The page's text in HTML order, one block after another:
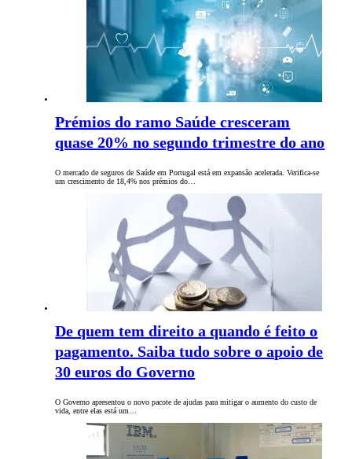
Prémios do ramo Saúde cresceram
quase 20% no segundo trimestre do ano
O mercado de seguros de Saúde em Portugal está em expansão acelerada. Verifica-se
um crescimento de 18,4% nos prémios do…
De quem tem direito a quando é feito o
pagamento. Saiba tudo sobre o apoio de
30 euros do Governo
O Governo apresentou o novo pacote de ajudas para mitigar o aumento do custo de
vida, entre elas está um…